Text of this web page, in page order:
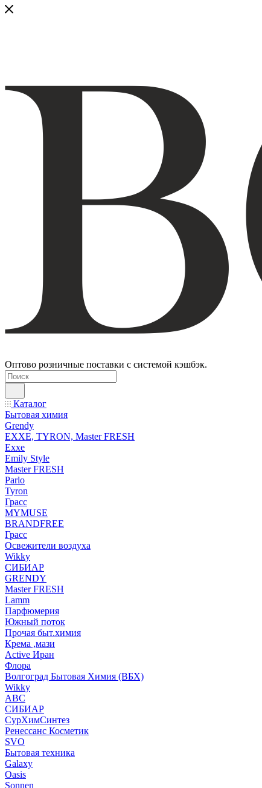
Оптово розничные поставки с системой кэшбэк.
Каталог
Бытовая химия
Grendy
EXXE, TYRON, Master FRESH
Exxe
Emily Style
Master FRESH
Parlo
Tyron
Грасс
MYMUSE
BRANDFREE
Грасс
Освежители воздуха
Wikky
СИБИАР
GRENDY
Master FRESH
Lamm
Парфюмерия
Южный поток
Прочая быт.химия
Крема ,мази
Аctive Иран
Флора
Волгоград Бытовая Химия (ВБХ)
Wikky
АВС
СИБИАР
СурХимСинтез
Ренессанс Косметик
SVO
Бытовая техника
Galaxy
Oasis
Sonnen